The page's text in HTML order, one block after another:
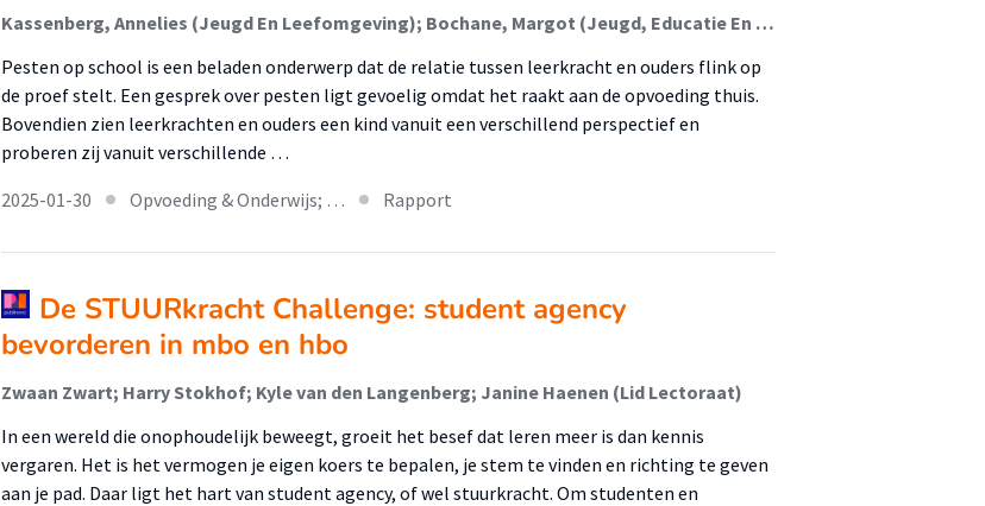
Kassenberg, Annelies (Jeugd En Leefomgeving); Bochane, Margot (Jeugd, Educatie En Samenleving); Huitsing, Gijs
Pesten op school is een beladen onderwerp dat de relatie tussen leerkracht en ouders flink op
de proef stelt. Een gesprek over pesten ligt gevoelig omdat het raakt aan de opvoeding thuis.
Bovendien zien leerkrachten en ouders een kind vanuit een verschillend perspectief en
proberen zij vanuit verschillende …
2025-01-30
Opvoeding & Onderwijs; … Rapport
De STUURkracht Challenge: student agency
bevorderen in mbo en hbo
Zwaan Zwart; Harry Stokhof; Kyle van den Langenberg; Janine Haenen (Lid Lectoraat)
In een wereld die onophoudelijk beweegt, groeit het besef dat leren meer is dan kennis
vergaren. Het is het vermogen je eigen koers te bepalen, je stem te vinden en richting te geven
aan je pad. Daar ligt het hart van student agency, of wel stuurkracht. Om studenten en